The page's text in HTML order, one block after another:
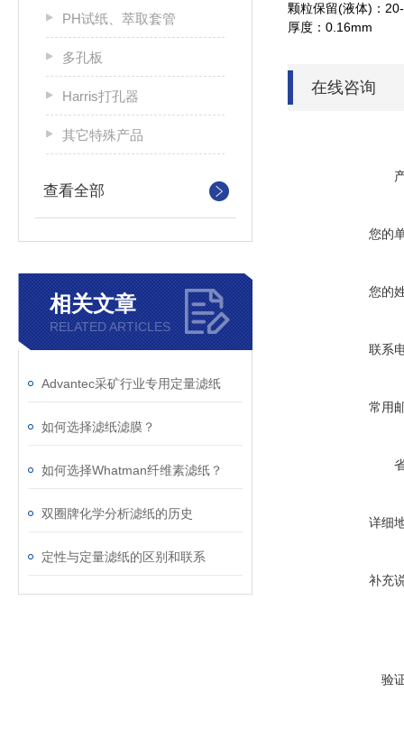
PH试纸、萃取套管
多孔板
Harris打孔器
其它特殊产品
查看全部
相关文章
RELATED ARTICLES
Advantec采矿行业专用定量滤纸
如何选择滤纸滤膜？
如何选择Whatman纤维素滤纸？
双圈牌化学分析滤纸的历史
定性与定量滤纸的区别和联系
颗粒保留(液体)：
厚度：0.16mm
在线咨询
您的
您的
联系
常用
详细
补充
验